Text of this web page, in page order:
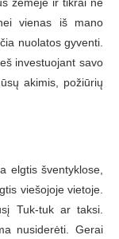
vienas iš mano
nuolatos gyventi.
investuojant savo
akimis, požiūrių
elgtis šventyklose,
viešojoje vietoje.
Tuk-tuk ar taksi.
nusiderėti. Gerai